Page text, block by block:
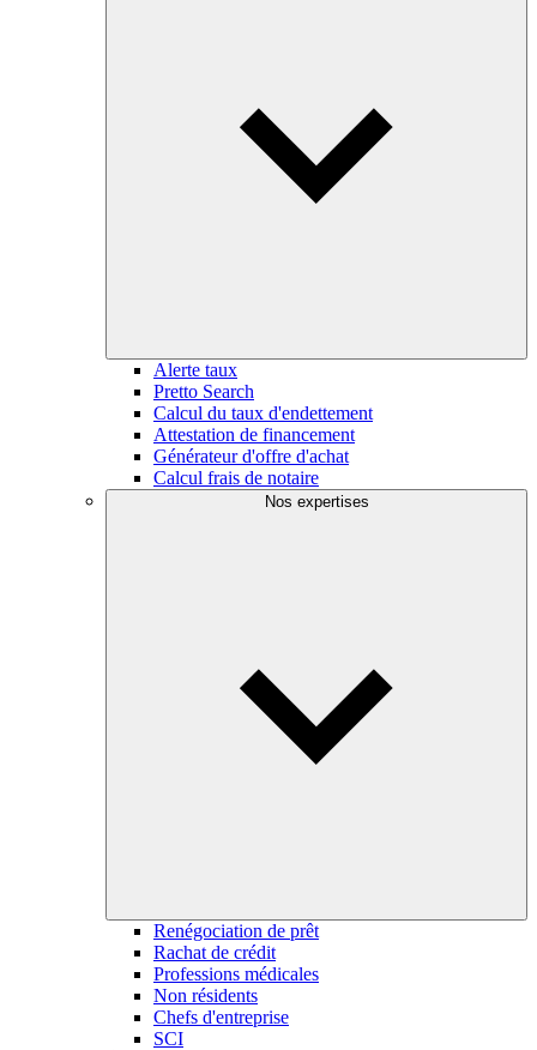
Alerte taux
Pretto Search
Calcul du taux d'endettement
Attestation de financement
Générateur d'offre d'achat
Calcul frais de notaire
Nos expertises
Renégociation de prêt
Rachat de crédit
Professions médicales
Non résidents
Chefs d'entreprise
SCI